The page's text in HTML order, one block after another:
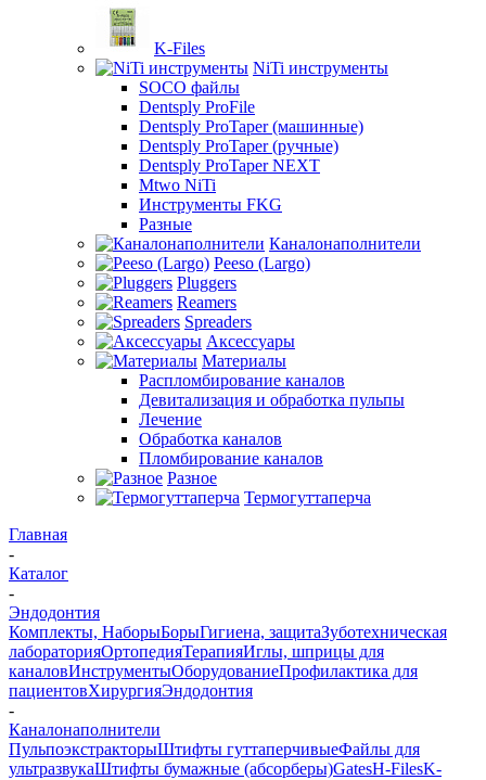
K-Files
NiTi инструменты
SOCO файлы
Dentsply ProFile
Dentsply ProTaper (машинные)
Dentsply ProTaper (ручные)
Dentsply ProTaper NEXT
Mtwo NiTi
Инструменты FKG
Разные
Каналонаполнители
Peeso (Largo)
Pluggers
Reamers
Spreaders
Аксессуары
Материалы
Распломбирование каналов
Девитализация и обработка пульпы
Лечение
Обработка каналов
Пломбирование каналов
Разное
Термогуттаперча
Главная
-
Каталог
-
Эндодонтия
Комплекты, НаборыБорыГигиена, защитаЗуботехническая
лабораторияОртопедияТерапияИглы, шприцы для
каналовИнструментыОборудованиеПрофилактика для
пациентовХирургияЭндодонтия
-
Каналонаполнители
ПульпоэкстракторыШтифты гуттаперчивыеФайлы для
ультразвукаШтифты бумажные (абсорберы)GatesH-FilesK-